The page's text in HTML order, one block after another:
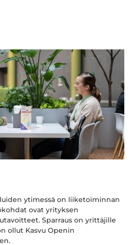
ytimessä on liiketoiminnan
ovat yrityksen
Sparraus on yrittäjille
ollut Kasvu Openin